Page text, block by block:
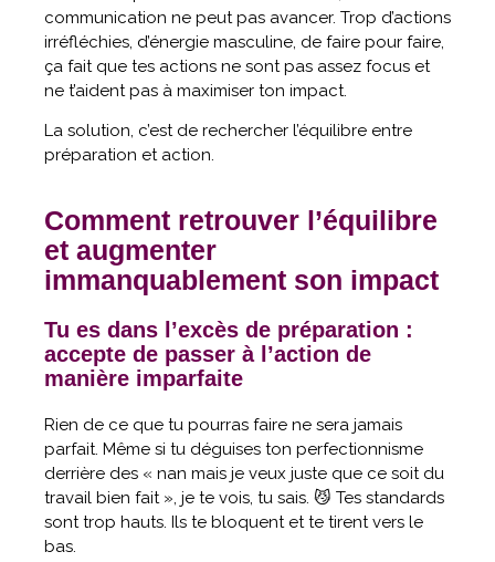
communication ne peut pas avancer. Trop d’actions
irréfléchies, d’énergie masculine, de faire pour faire,
ça fait que tes actions ne sont pas assez focus et
ne t’aident pas à maximiser ton impact.
La solution, c’est de rechercher l’équilibre entre
préparation et action.
Comment retrouver l’équilibre
et augmenter
immanquablement son impact
Tu es dans l’excès de préparation :
accepte de passer à l’action de
manière imparfaite
Rien de ce que tu pourras faire ne sera jamais
parfait. Même si tu déguises ton perfectionnisme
derrière des « nan mais je veux juste que ce soit du
travail bien fait », je te vois, tu sais. 😼 Tes standards
sont trop hauts. Ils te bloquent et te tirent vers le
bas.